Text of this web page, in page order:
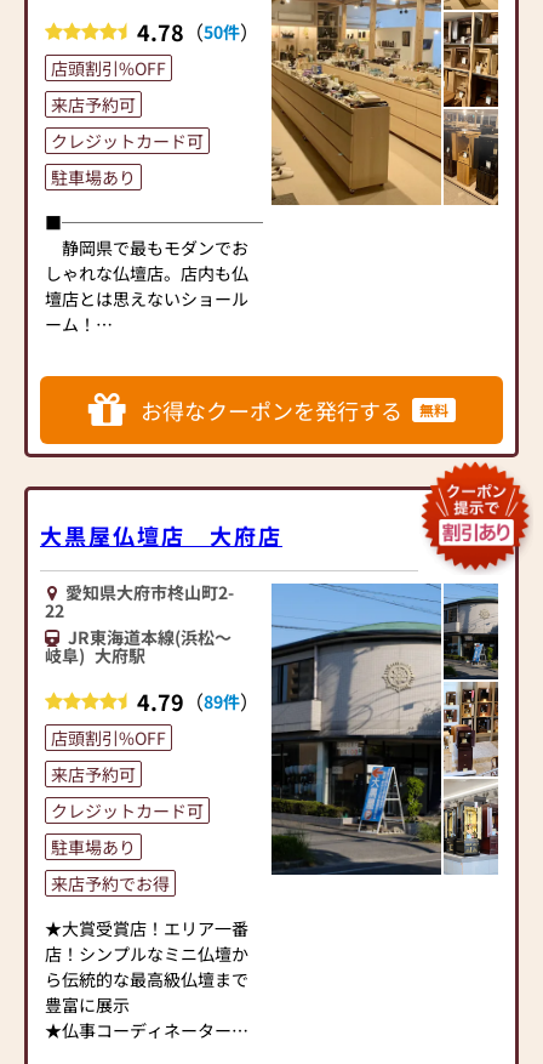
メリットと東証上場の信
頼。創業以来、親切・丁寧
な説明と対応を心がけ、年
間約25,000基のお仏壇、約
3,000基のお墓を納めていま
す。「お仏壇のはせがわ」
では、さまざまな供養（対
話の場づくり）の形をご提
案しております。ご自身、
ご家族にあった供養の形に
ついて、迷うことや、お困
りのことなどございました
ら、ぜひ、お気軽にご相談
壇・お仏具・お位牌・お線
香・お念珠等、豊富にご用
意しております。1,000種類
お客様に合ったお仏壇・お
≪「カリモク家具」との協
同開発≫
お仏壇のはせがわは、日本
を代表する家具メーカー
「カリモク家具」との協同
開発で、現代の住宅にあっ
たモダンなお仏壇を作って
います。他にも国内の家具
専門メーカーと作り上げた
お仏壇コレクションがあ
り、祈る人と偲ぶ人をつな
ぐ新しいカタチを提案しま
す。
≪はせがわ店舗サービスの
ご案内≫
●仏壇・仏具・お墓・相
続・遺品整理のご相談
●ご来店予約(ページ内の
4.78 （50件）
店頭割引%OFF
来店予約可
クレジットカード可
駐車場あり
■──────────────────■
静岡県で最もモダンでお
しゃれな仏壇店。店内も仏
壇店とは思えないショール
ーム！
ら伝統型お仏壇まで多数展
示中です。
■──────────────────■
おり、安心な国産仏壇を適
正な価格で販売していま
す。
伝統型仏壇・金仏壇をはじ
め、人気の家具調仏壇・上
置き仏壇も豊富に取り揃え
また、お仏壇のほかお墓・
法事ギフト・お盆飾りまで
取り扱っていますので、四
十九日～一周忌までトータ
ルでお客様をサーポトいた
します。
お仏壇の品質と価格には自
まずはお下見だけでも結構
です。クーポンを発行の上
お気軽にご来店ください。
心よりお待ち申し上げてお
ります。
お得なクーポンを発行する 無料
大黒屋仏壇店 大府店
愛知県大府市柊山町2-
22
JR東海道本線(浜松～
岐阜) 大府駅
4.79 （89件）
店頭割引%OFF
来店予約可
クレジットカード可
駐車場あり
来店予約でお得
★大賞受賞店！エリア一番
店！シンプルなミニ仏壇か
ら伝統的な最高級仏壇まで
豊富に展示
★仏事コーディネーター資